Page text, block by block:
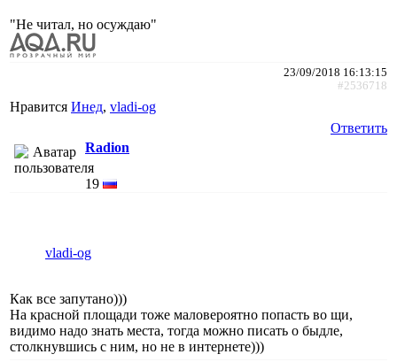
"Не читал, но осуждаю"
23/09/2018 16:13:15
#2536718
Нравится Инед, vladi-og
Ответить
Radion
19
vladi-og
Как все запутано)))
На красной площади тоже маловероятно попасть во щи,
видимо надо знать места, тогда можно писать о быдле,
столкнувшись с ним, но не в интернете)))